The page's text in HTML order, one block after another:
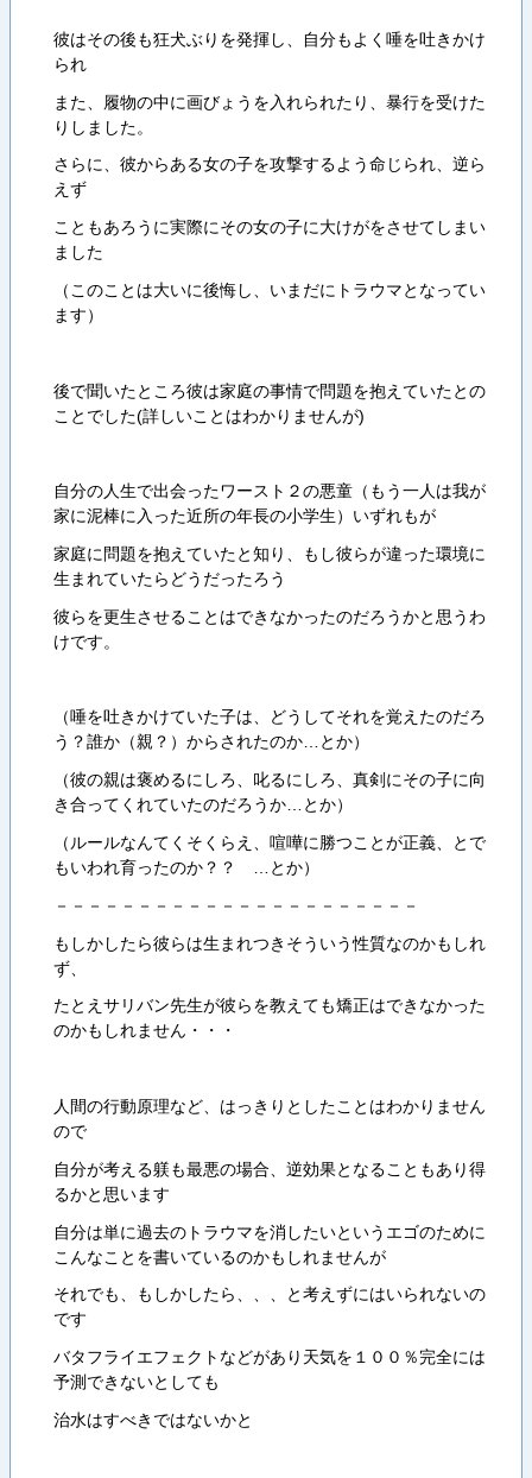
彼はその後も狂犬ぶりを発揮し、自分もよく唾を吐きかけ
られ
また、履物の中に画びょうを入れられたり、暴行を受けた
りしました。
さらに、彼からある女の子を攻撃するよう命じられ、逆ら
えず
こともあろうに実際にその女の子に大けがをさせてしまい
ました
（このことは大いに後悔し、いまだにトラウマとなってい
ます）
後で聞いたところ彼は家庭の事情で問題を抱えていたとの
ことでした(詳しいことはわかりませんが)
自分の人生で出会ったワースト２の悪童（もう一人は我が
家に泥棒に入った近所の年長の小学生）いずれもが
家庭に問題を抱えていたと知り、もし彼らが違った環境に
生まれていたらどうだったろう
彼らを更生させることはできなかったのだろうかと思うわ
けです。
（唾を吐きかけていた子は、どうしてそれを覚えたのだろ
う？誰か（親？）からされたのか…とか）
（彼の親は褒めるにしろ、叱るにしろ、真剣にその子に向
き合ってくれていたのだろうか…とか）
（ルールなんてくそくらえ、喧嘩に勝つことが正義、とで
もいわれ育ったのか？？ …とか）
－－－－－－－－－－－－－－－－－－－－－－
もしかしたら彼らは生まれつきそういう性質なのかもしれ
ず、
たとえサリバン先生が彼らを教えても矯正はできなかった
のかもしれません・・・
人間の行動原理など、はっきりとしたことはわかりません
ので
自分が考える躾も最悪の場合、逆効果となることもあり得
るかと思います
自分は単に過去のトラウマを消したいというエゴのために
こんなことを書いているのかもしれませんが
それでも、もしかしたら、、、と考えずにはいられないの
です
バタフライエフェクトなどがあり天気を１００％完全には
予測できないとしても
治水はすべきではないかと